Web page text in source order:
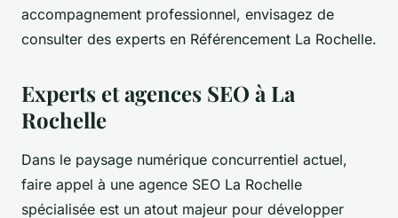
accompagnement professionnel, envisagez de
consulter des experts en Référencement La Rochelle.
Experts et agences SEO à La
Rochelle
Dans le paysage numérique concurrentiel actuel,
faire appel à une agence SEO La Rochelle
spécialisée est un atout majeur pour développer